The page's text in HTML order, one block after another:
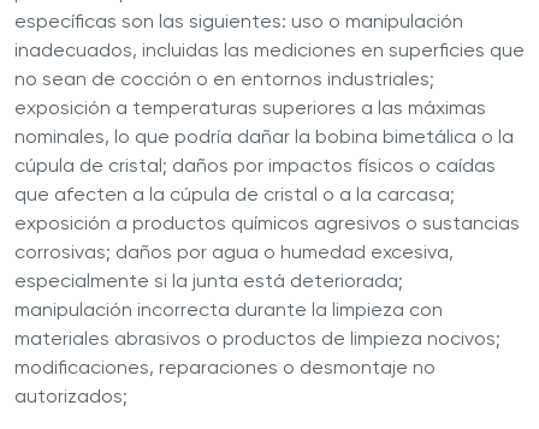
específicas son las siguientes: uso o manipulación
inadecuados, incluidas las mediciones en superficies que
no sean de cocción o en entornos industriales;
exposición a temperaturas superiores a las máximas
nominales, lo que podría dañar la bobina bimetálica o la
cúpula de cristal; daños por impactos físicos o caídas
que afecten a la cúpula de cristal o a la carcasa;
exposición a productos químicos agresivos o sustancias
corrosivas; daños por agua o humedad excesiva,
especialmente si la junta está deteriorada;
manipulación incorrecta durante la limpieza con
materiales abrasivos o productos de limpieza nocivos;
modificaciones, reparaciones o desmontaje no
autorizados;